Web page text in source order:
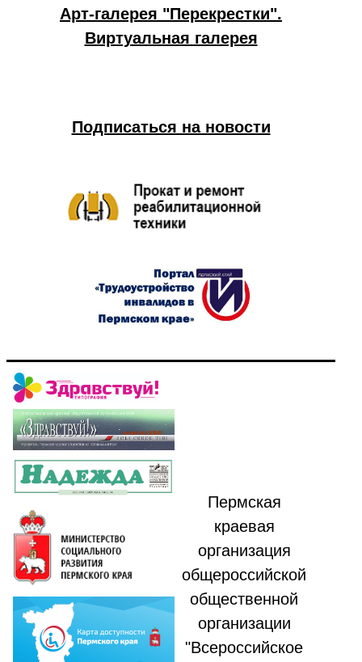
Арт-галерея "Перекрестки".
Виртуальная галерея
Подписаться на новости
Пермская
краевая
организация
общероссийской
общественной
организации
"Всероссийское